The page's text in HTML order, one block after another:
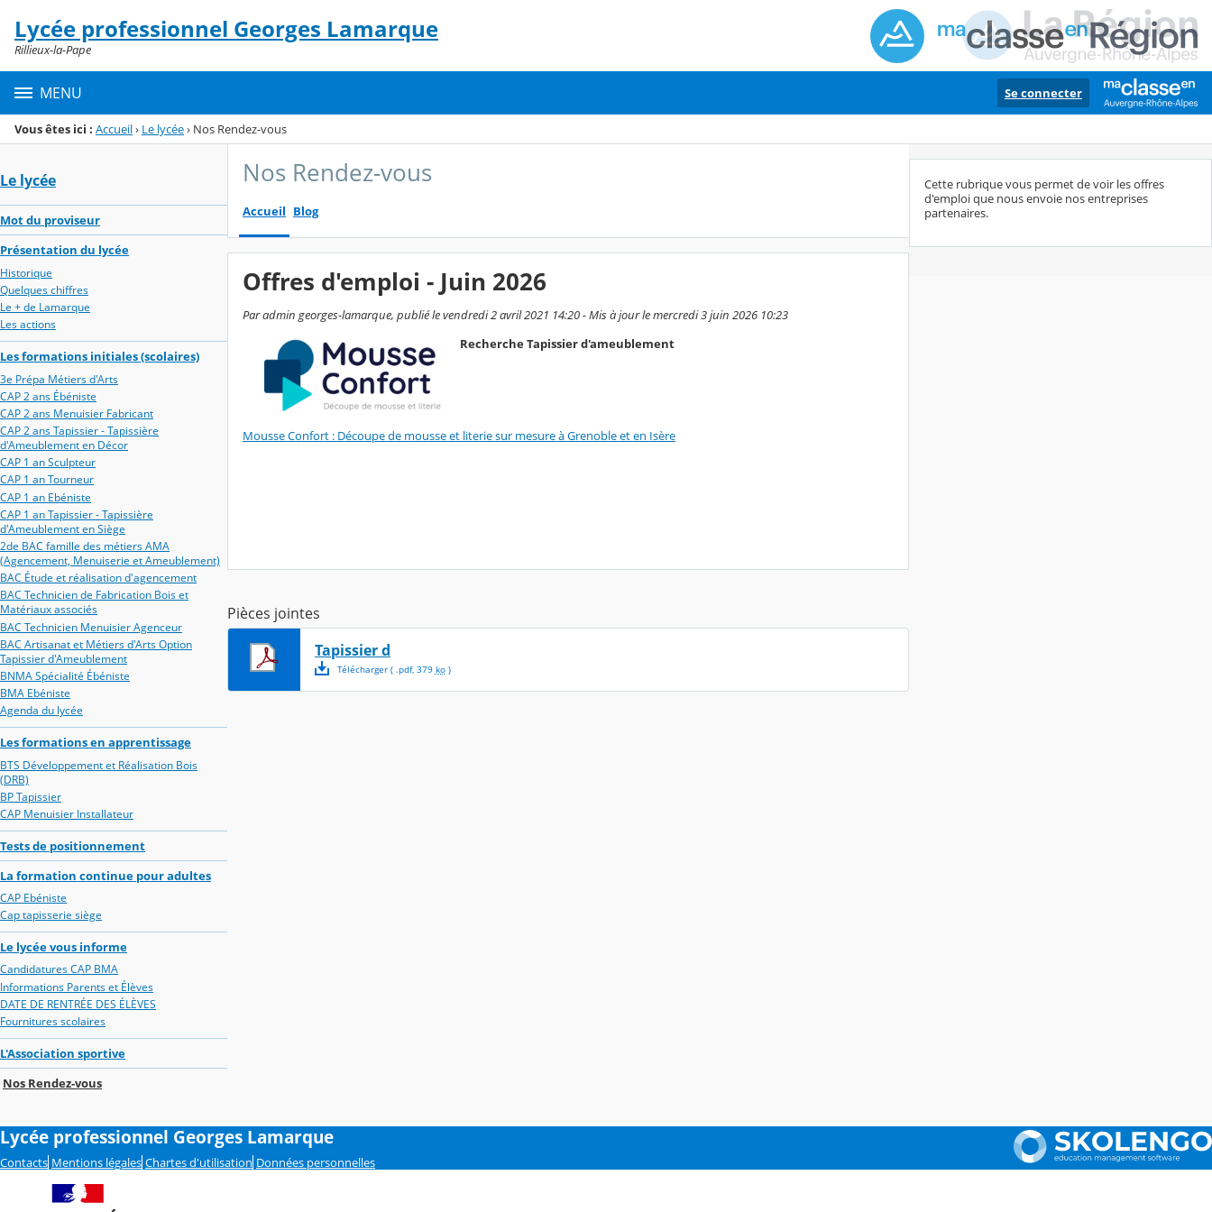
Menu de la rubrique
Contenu
Lycée professionnel Georges Lamarque
Rillieux-la-Pape
MENU Se connecter
Vous êtes ici : Accueil› Le lycée› Nos Rendez-vous
Le lycée
Mot du proviseur
Présentation du lycée
Historique
Quelques chiffres
Le + de Lamarque
Les actions
Les formations initiales (scolaires)
3e Prépa Métiers d'Arts
CAP 2 ans Ébéniste
CAP 2 ans Menuisier Fabricant
CAP 2 ans Tapissier - Tapissière
d'Ameublement en Décor
CAP 1 an Sculpteur
CAP 1 an Tourneur
CAP 1 an Ebéniste
CAP 1 an Tapissier - Tapissière
d'Ameublement en Siège
2de BAC famille des métiers AMA
(Agencement, Menuiserie et Ameublement)
BAC Étude et réalisation d'agencement
BAC Technicien de Fabrication Bois et
Matériaux associés
BAC Technicien Menuisier Agenceur
BAC Artisanat et Métiers d'Arts Option
Tapissier d'Ameublement
BNMA Spécialité Ébéniste
BMA Ebéniste
Agenda du lycée
Les formations en apprentissage
BTS Développement et Réalisation Bois
(DRB)
BP Tapissier
CAP Menuisier Installateur
Tests de positionnement
La formation continue pour adultes
CAP Ebéniste
Cap tapisserie siège
Le lycée vous informe
Candidatures CAP BMA
Informations Parents et Élèves
DATE DE RENTRÉE DES ÉLÈVES
Fournitures scolaires
L'Association sportive
Nos Rendez-vous
Nos Rendez-vous
Accueil Blog
Offres d'emploi - Juin 2026
Par admin georges-lamarque, publié le vendredi 2 avril 2021 14:20 - Mis à jour le mercredi 3 juin 2026 10:23
Recherche Tapissier d'ameublement
Mousse Confort : Découpe de mousse et literie sur mesure à Grenoble et en Isère
Pièces jointes
Tapissier d
Télécharger( .pdf, 379 ko)
Cette rubrique vous permet de voir les offres
d'emploi que nous envoie nos entreprises
partenaires.
Lycée professionnel Georges Lamarque
Contacts Mentions légales Chartes d'utilisation Données personnelles